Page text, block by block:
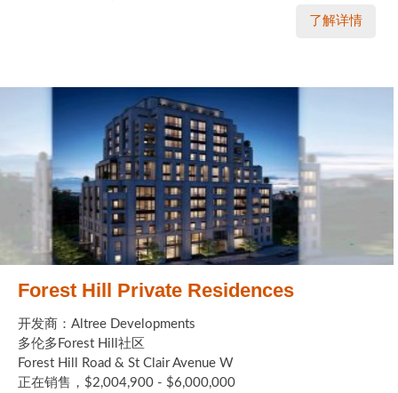
了解详情
Forest Hill Private Residences
开发商：Altree Developments
多伦多Forest Hill社区
Forest Hill Road & St Clair Avenue W
正在销售，$2,004,900 - $6,000,000